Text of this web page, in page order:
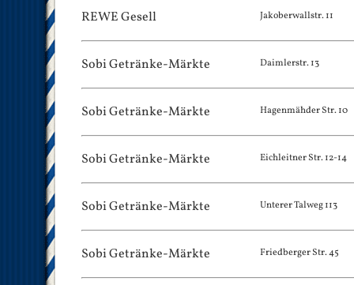
REWE Gesell Jakoberwallstr. 11
Sobi Getränke-Märkte Daimlerstr. 13
Sobi Getränke-Märkte Hagenmähder Str. 10
Sobi Getränke-Märkte Eichleitner Str. 12-14
Sobi Getränke-Märkte Unterer Talweg 113
Sobi Getränke-Märkte Friedberger Str. 45